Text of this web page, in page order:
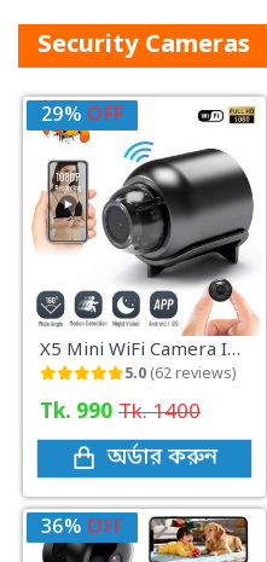
Security Cameras
29% OFF
X5 Mini WiFi Camera Included Sound Detector App Control Full HD 1080p Video (Rechargeable )
5.0 (62 reviews)
Tk. 990 Tk. 1400
অর্ডার করুন
36% OFF